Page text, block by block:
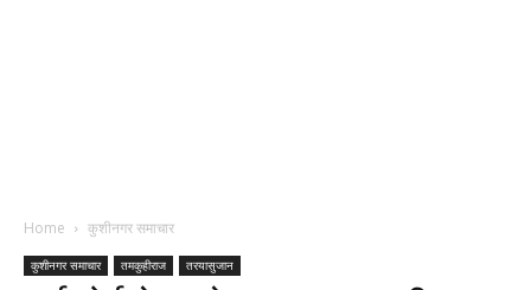
Home कुशीनगर समाचार
कुशीनगर समाचार तमकुहीराज तरयासुजान